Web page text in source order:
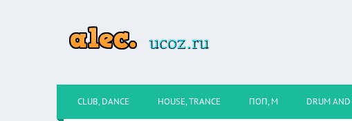
CLUB, DANCE HOUSE, TRANCE ПОП, М DRUM